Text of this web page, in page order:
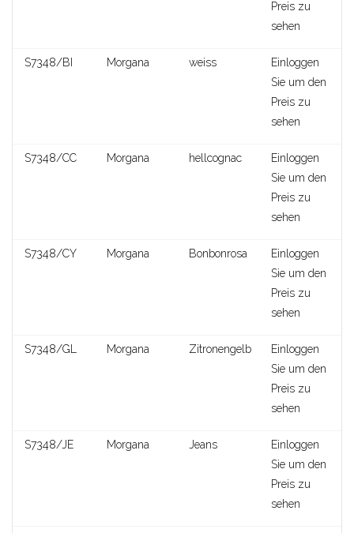
Clotilde
Preis zu
sehen
S7348/BI Morgana weiss
Einloggen
Sie um den
Preis zu
sehen
S7348/CC Morgana hellcognac
Einloggen
Sie um den
Preis zu
sehen
S7348/CY Morgana Bonbonrosa
Einloggen
Sie um den
Preis zu
sehen
S7348/GL Morgana Zitronengelb
Einloggen
Sie um den
Preis zu
sehen
S7348/JE Morgana Jeans
Einloggen
Sie um den
Preis zu
sehen